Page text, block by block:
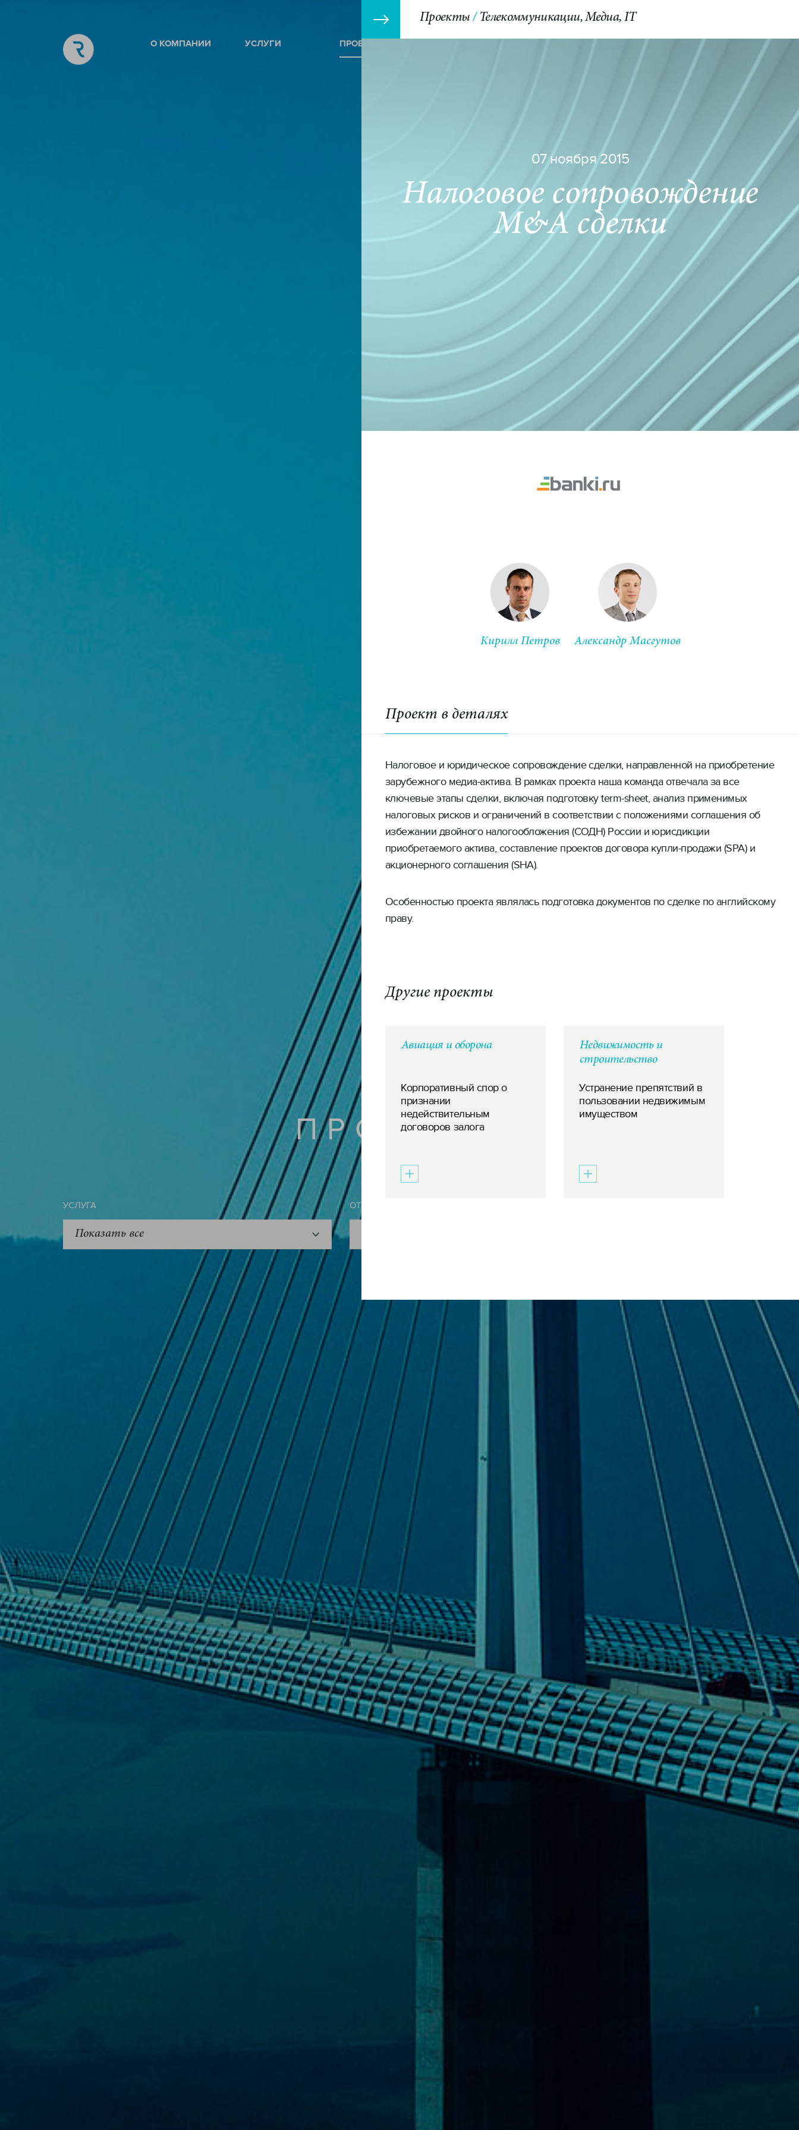
О КОМПАНИИ УСЛУГИ ПРОЕКТЫ Switch to English
Проекты Телекоммуникации, Медиа, IT
07 ноября 2015
Налоговое сопровождение
M&A сделки
Кирилл Петров Александр Масгутов
Проект в деталях
Налоговое и юридическое сопровождение сделки, направленной на приобретение
зарубежного медиа-актива. В рамках проекта наша команда отвечала за все
ключевые этапы сделки, включая подготовку term-sheet, анализ применимых
налоговых рисков и ограничений в соответствии с положениями соглашения об
избежании двойного налогообложения (СОДН) России и юрисдикции
приобретаемого актива, составление проектов договора купли-продажи (SPA) и
акционерного соглашения (SHA).
Особенностью проекта являлась подготовка документов по сделке по английскому
праву.
Другие проекты
Авиация и оборона
Корпоративный спор о
признании
недействительным
договоров залога
Недвижимость и
строительство
Устранение препятствий в
пользовании недвижимым
имуществом
ПРОЕКТЫ
УСЛУГА
Показать все
ОТРАСЛЬ